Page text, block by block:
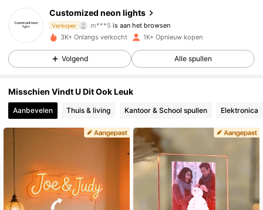
Customized neon lights
Verkoper m***5 is aan het browsen
4.82
691 Volgers
4.82 691 Volgers
691 Volgers
4.82
3K+ Onlangs verkocht 1K+ Opnieuw kopen
Volgend Alle spullen
Misschien Vindt U Dit Ook Leuk
Aanbevelen Thuis & living Kantoor & School spullen Elektronica